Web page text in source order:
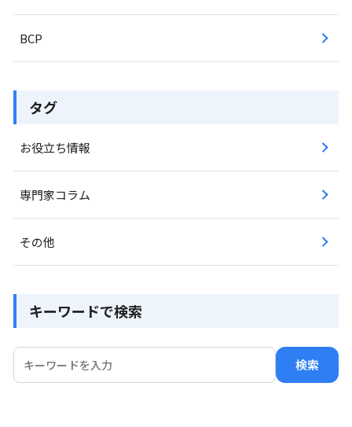
BCP
タグ
お役立ち情報
専門家コラム
その他
キーワードで検索
検索